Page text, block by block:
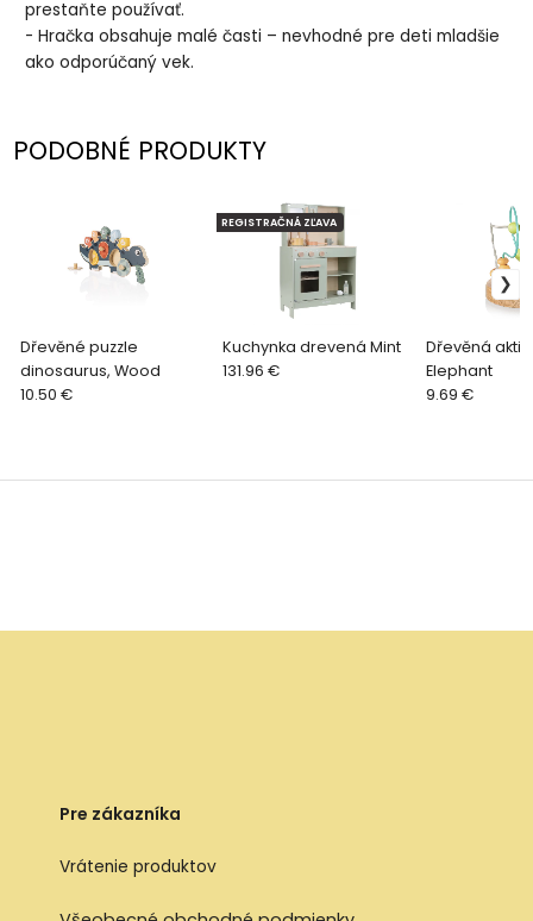
prestaňte používať.
- Hračka obsahuje malé časti – nevhodné pre deti mladšie
ako odporúčaný vek.
PODOBNÉ PRODUKTY
Dřevěné puzzle
dinosaurus, Wood
10.50 €
Kuchynka drevená Mint
REGISTRAČNÁ ZĽAVA
131.96 €
Dřevěná
Elephant
9.69 €
Pre zákazníka
Vrátenie produktov